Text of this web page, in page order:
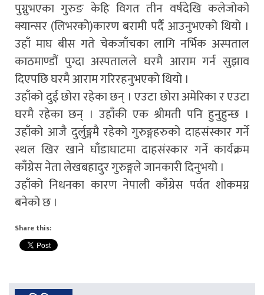
पुग्नुभएका गुरुङ केहि विगत तीन वर्षदेखि कलेजोको
क्यान्सर (लिभरको)कारण बरामी पर्दै आउनुभएको थियो ।
उहाँ माघ बीस गते चेकजाँचका लागि नर्भिक अस्पताल
काठमाण्डौं पुग्दा अस्पतालले घरमै आराम गर्न सुझाव
दिएपछि घरमै आराम गरिरहनुभएको थियो ।
उहाँको दुई छोरा रहेका छन् । एउटा छोरा अमेरिका र एउटा
घरमै रहेका छन् । उहाँकी एक श्रीमती पनि हुनुहुन्छ ।
उहाँको आजै दुर्लुङ्गमै रहेको गुरुङ्गहरुको दाहसंस्कार गर्ने
स्थल खिर खाने घाँडाघाटमा दाहसंस्कार गर्ने कार्यक्रम
काँग्रेस नेता लेखबहादुर गुरुङ्गले जानकारी दिनुभयो ।
उहाँको निधनका कारण नेपाली काँग्रेस पर्वत शोकमग्न
बनेको छ ।
Share this: